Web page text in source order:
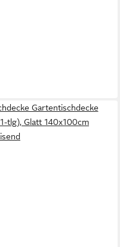
Gartentischdecke
tlg), Glatt 140x100cm